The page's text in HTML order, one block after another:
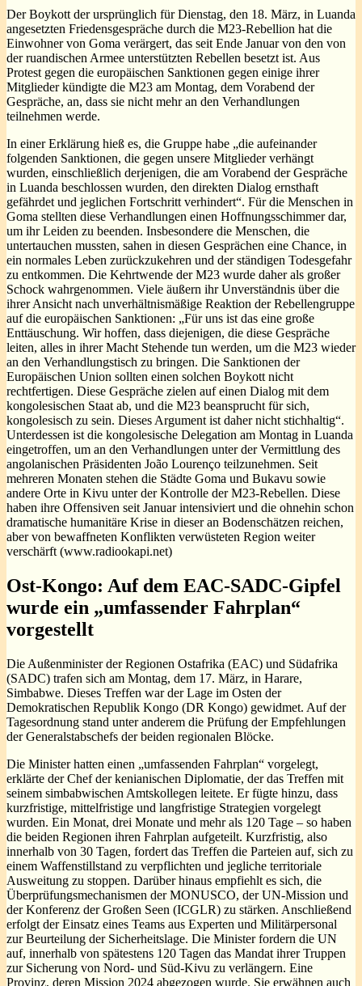
Der Boykott der ursprünglich für Dienstag, den 18. März, in Luanda
angesetzten Friedensgespräche durch die M23-Rebellion hat die
Einwohner von Goma verärgert, das seit Ende Januar von den von
der ruandischen Armee unterstützten Rebellen besetzt ist. Aus
Protest gegen die europäischen Sanktionen gegen einige ihrer
Mitglieder kündigte die M23 am Montag, dem Vorabend der
Gespräche, an, dass sie nicht mehr an den Verhandlungen
teilnehmen werde.
In einer Erklärung hieß es, die Gruppe habe „die aufeinander
folgenden Sanktionen, die gegen unsere Mitglieder verhängt
wurden, einschließlich derjenigen, die am Vorabend der Gespräche
in Luanda beschlossen wurden, den direkten Dialog ernsthaft
gefährdet und jeglichen Fortschritt verhindert“. Für die Menschen in
Goma stellten diese Verhandlungen einen Hoffnungsschimmer dar,
um ihr Leiden zu beenden. Insbesondere die Menschen, die
untertauchen mussten, sahen in diesen Gesprächen eine Chance, in
ein normales Leben zurückzukehren und der ständigen Todesgefahr
zu entkommen. Die Kehrtwende der M23 wurde daher als großer
Schock wahrgenommen. Viele äußern ihr Unverständnis über die
ihrer Ansicht nach unverhältnismäßige Reaktion der Rebellengruppe
auf die europäischen Sanktionen: „Für uns ist das eine große
Enttäuschung. Wir hoffen, dass diejenigen, die diese Gespräche
leiten, alles in ihrer Macht Stehende tun werden, um die M23 wieder
an den Verhandlungstisch zu bringen. Die Sanktionen der
Europäischen Union sollten einen solchen Boykott nicht
rechtfertigen. Diese Gespräche zielen auf einen Dialog mit dem
kongolesischen Staat ab, und die M23 beansprucht für sich,
kongolesisch zu sein. Dieses Argument ist daher nicht stichhaltig“.
Unterdessen ist die kongolesische Delegation am Montag in Luanda
eingetroffen, um an den Verhandlungen unter der Vermittlung des
angolanischen Präsidenten João Lourenço teilzunehmen. Seit
mehreren Monaten stehen die Städte Goma und Bukavu sowie
andere Orte in Kivu unter der Kontrolle der M23-Rebellen. Diese
haben ihre Offensiven seit Januar intensiviert und die ohnehin schon
dramatische humanitäre Krise in dieser an Bodenschätzen reichen,
aber von bewaffneten Konflikten verwüsteten Region weiter
verschärft (www.radiookapi.net)
Ost-Kongo: Auf dem EAC-SADC-Gipfel
wurde ein „umfassender Fahrplan“
vorgestellt
Die Außenminister der Regionen Ostafrika (EAC) und Südafrika
(SADC) trafen sich am Montag, dem 17. März, in Harare,
Simbabwe. Dieses Treffen war der Lage im Osten der
Demokratischen Republik Kongo (DR Kongo) gewidmet. Auf der
Tagesordnung stand unter anderem die Prüfung der Empfehlungen
der Generalstabschefs der beiden regionalen Blöcke.
Die Minister hatten einen „umfassenden Fahrplan“ vorgelegt,
erklärte der Chef der kenianischen Diplomatie, der das Treffen mit
seinem simbabwischen Amtskollegen leitete. Er fügte hinzu, dass
kurzfristige, mittelfristige und langfristige Strategien vorgelegt
wurden. Ein Monat, drei Monate und mehr als 120 Tage – so haben
die beiden Regionen ihren Fahrplan aufgeteilt. Kurzfristig, also
innerhalb von 30 Tagen, fordert das Treffen die Parteien auf, sich zu
einem Waffenstillstand zu verpflichten und jegliche territoriale
Ausweitung zu stoppen. Darüber hinaus empfiehlt es sich, die
Überprüfungsmechanismen der MONUSCO, der UN-Mission und
der Konferenz der Großen Seen (ICGLR) zu stärken. Anschließend
erfolgt der Einsatz eines Teams aus Experten und Militärpersonal
zur Beurteilung der Sicherheitslage. Die Minister fordern die UN
auf, innerhalb von spätestens 120 Tagen das Mandat ihrer Truppen
zur Sicherung von Nord- und Süd-Kivu zu verlängern. Eine
Provinz, deren Mission 2024 abgezogen wurde. Sie erwähnen auch